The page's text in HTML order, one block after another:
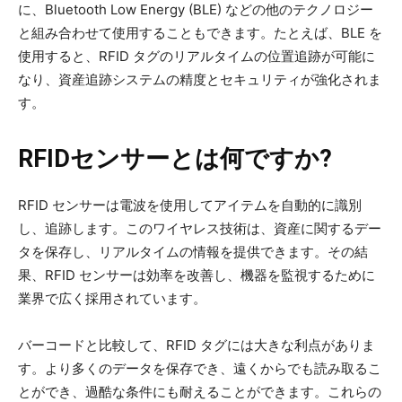
に、Bluetooth Low Energy (BLE) などの他のテクノロジー
と組み合わせて使用することもできます。たとえば、BLE を
使用すると、RFID タグのリアルタイムの位置追跡が可能に
なり、資産追跡システムの精度とセキュリティが強化されま
す。
RFIDセンサーとは何ですか?
RFID センサーは電波を使用してアイテムを自動的に識別
し、追跡します。このワイヤレス技術は、資産に関するデー
タを保存し、リアルタイムの情報を提供できます。その結
果、RFID センサーは効率を改善し、機器を監視するために
業界で広く採用されています。
バーコードと比較して、RFID タグには大きな利点がありま
す。より多くのデータを保存でき、遠くからでも読み取るこ
とができ、過酷な条件にも耐えることができます。これらの